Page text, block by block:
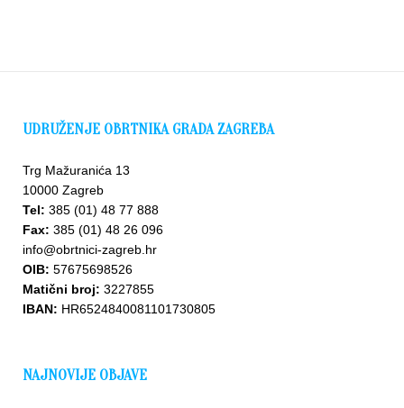
UDRUŽENJE OBRTNIKA GRADA ZAGREBA
Trg Mažuranića 13
10000 Zagreb
Tel: 385 (01) 48 77 888
Fax: 385 (01) 48 26 096
info@obrtnici-zagreb.hr
OIB: 57675698526
Matični broj: 3227855
IBAN: HR6524840081101730805
NAJNOVIJE OBJAVE